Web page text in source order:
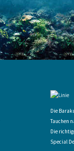
Die
Tauchen
Die
Special